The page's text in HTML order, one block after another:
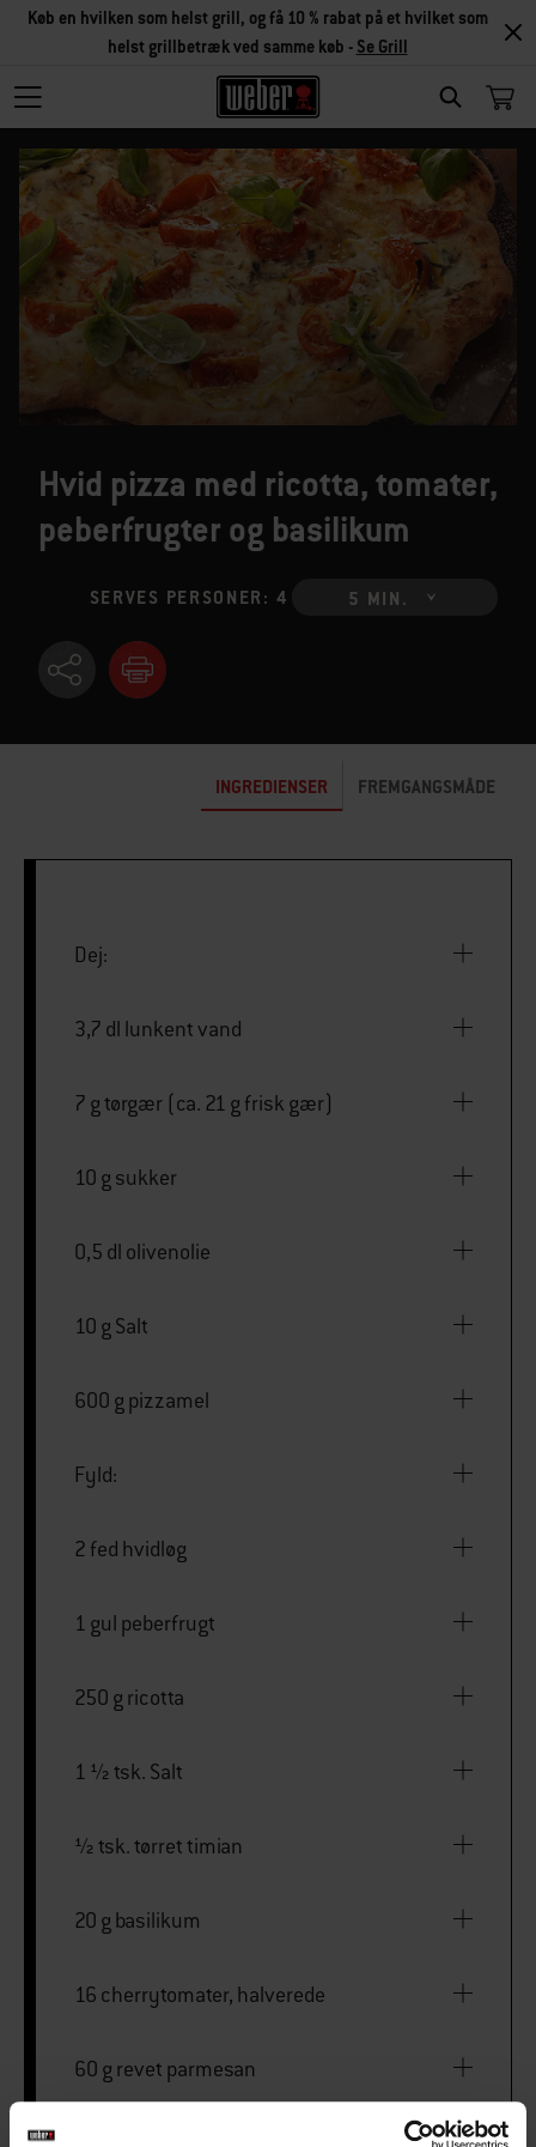
SEARCH
Køb en hvilken som helst grill, og få 10 % rabat på et hvilket som
helst grillbetræk ved samme køb - Se Grill
Hvid pizza med ricotta, tomater,
peberfrugter og basilikum
SERVES PERSONER: 4 5 MIN.
INGREDIENSER FREMGANGSMÅDE
Dej:
3,7 dl lunkent vand
7 g tørgær (ca. 21 g frisk gær)
10 g sukker
0,5 dl olivenolie
10 g Salt
600 g pizzamel
Fyld:
2 fed hvidløg
1 gul peberfrugt
250 g ricotta
1 ½ tsk. Salt
½ tsk. tørret timian
20 g basilikum
16 cherrytomater, halverede
60 g revet parmesan